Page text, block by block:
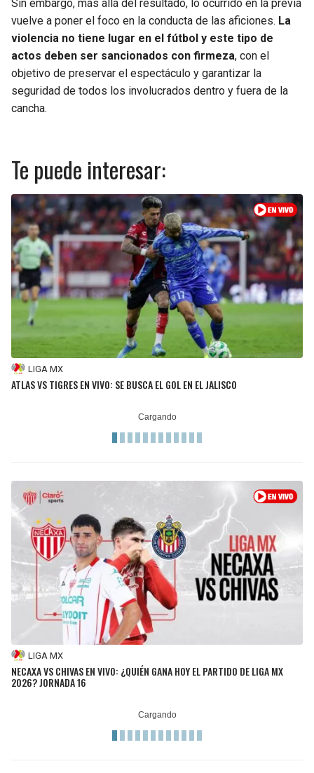
Sin embargo, más allá del resultado, lo ocurrido en la previa
vuelve a poner el foco en la conducta de las aficiones. La
violencia no tiene lugar en el fútbol y este tipo de
actos deben ser sancionados con firmeza, con el
objetivo de preservar el espectáculo y garantizar la
seguridad de todos los involucrados dentro y fuera de la
cancha.
Te puede interesar:
LIGA MX
ATLAS VS TIGRES EN VIVO: SE BUSCA EL GOL EN EL JALISCO
LIGA MX
NECAXA VS CHIVAS EN VIVO: ¿QUIÉN GANA HOY EL PARTIDO DE LIGA MX
2026? JORNADA 16